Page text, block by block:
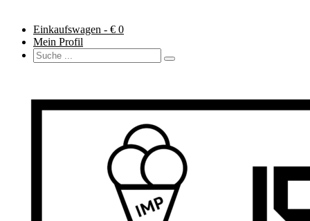
Einkaufswagen - € 0
Mein Profil